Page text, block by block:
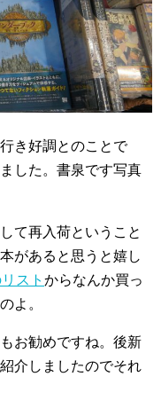
き好調とのことで
した。書泉です写真
て再入荷ということ
があると思うと嬉し
スト からなんか買っ
よ。
お勧めですね。後新
介しましたのでそれ